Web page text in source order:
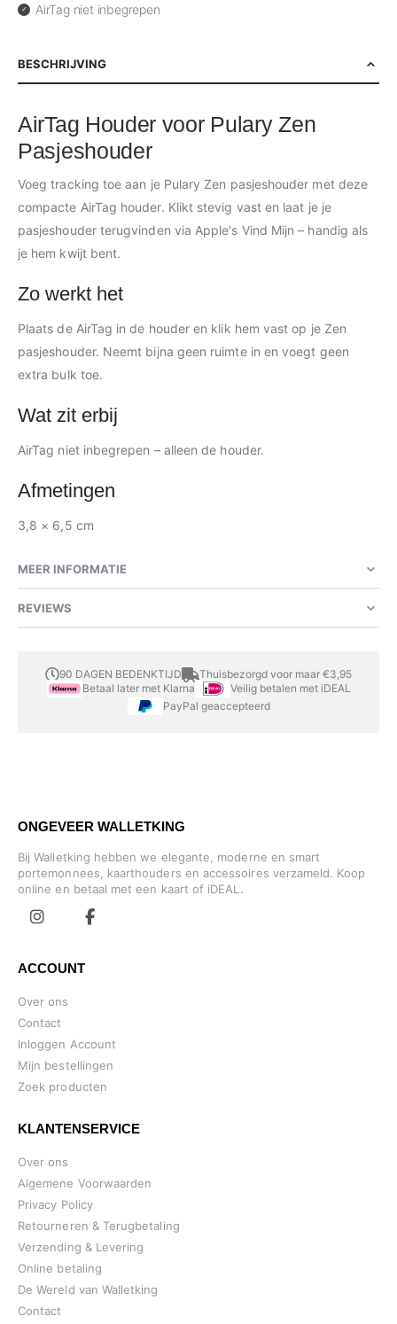
AirTag niet inbegrepen
BESCHRIJVING
AirTag Houder voor Pulary Zen
Pasjeshouder
Voeg tracking toe aan je Pulary Zen pasjeshouder met deze
compacte AirTag houder. Klikt stevig vast en laat je je
pasjeshouder terugvinden via Apple's Vind Mijn – handig als
je hem kwijt bent.
Zo werkt het
Plaats de AirTag in de houder en klik hem vast op je Zen
pasjeshouder. Neemt bijna geen ruimte in en voegt geen
extra bulk toe.
Wat zit erbij
AirTag niet inbegrepen – alleen de houder.
Afmetingen
3,8 × 6,5 cm
MEER INFORMATIE
REVIEWS
90 DAGEN BEDENKTIJD
Thuisbezorgd voor maar €3,95
Betaal later met Klarna
Veilig betalen met iDEAL
PayPal geaccepteerd
ONGEVEER WALLETKING
Bij Walletking hebben we elegante, moderne en smart
portemonnees, kaarthouders en accessoires verzameld. Koop
online en betaal met een kaart of iDEAL.
ACCOUNT
Over ons
Contact
Inloggen Account
Mijn bestellingen
Zoek producten
KLANTENSERVICE
Over ons
Algemene Voorwaarden
Privacy Policy
Retourneren & Terugbetaling
Verzending & Levering
Online betaling
De Wereld van Walletking
Contact